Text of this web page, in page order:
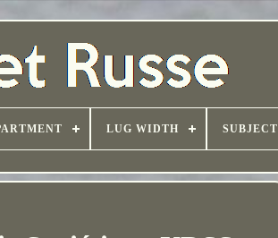
LUG WIDTH SUBJECT